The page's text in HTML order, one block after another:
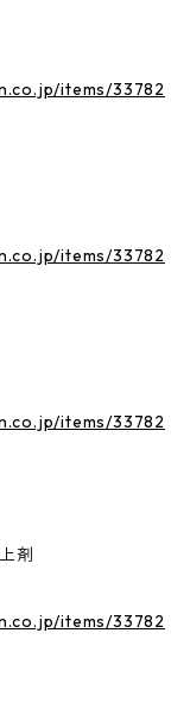
items/33782
items/33782
items/33782
剤
items/33782